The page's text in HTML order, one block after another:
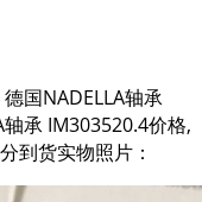
国NADELLA轴承
承 IM303520.4价格,
到货实物照片：